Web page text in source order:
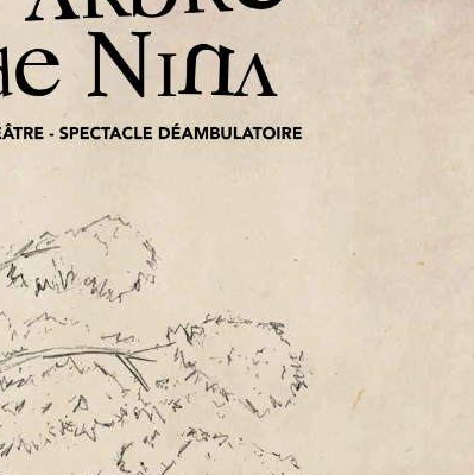
tous ces livres, partager avec nous les histoires
s’élance entre les arbres, court à travers la forêt et
Tout en cherchant ces trésors enterrés, Edwige
la vie, de la mort, de l’attente, de sa famille et des
entre les êtres.
épopée dans la nature, nous raconte ses
incroyables de sa famille, nous conte les livres
des chants venus d’ailleurs.